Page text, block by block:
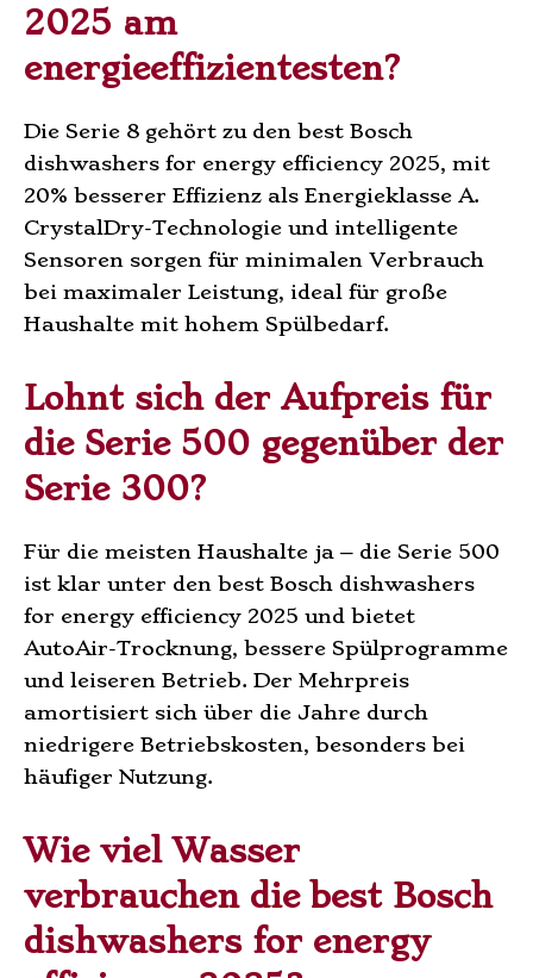
2025 am
energieeffizientesten?
Die Serie 8 gehört zu den best Bosch
dishwashers for energy efficiency 2025, mit
20% besserer Effizienz als Energieklasse A.
CrystalDry-Technologie und intelligente
Sensoren sorgen für minimalen Verbrauch
bei maximaler Leistung, ideal für große
Haushalte mit hohem Spülbedarf.
Lohnt sich der Aufpreis für
die Serie 500 gegenüber der
Serie 300?
Für die meisten Haushalte ja – die Serie 500
ist klar unter den best Bosch dishwashers
for energy efficiency 2025 und bietet
AutoAir-Trocknung, bessere Spülprogramme
und leiseren Betrieb. Der Mehrpreis
amortisiert sich über die Jahre durch
niedrigere Betriebskosten, besonders bei
häufiger Nutzung.
Wie viel Wasser
verbrauchen die best Bosch
dishwashers for energy